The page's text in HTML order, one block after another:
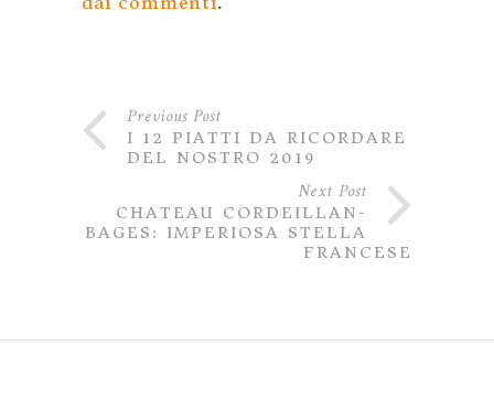
Previous Post
I 12 PIATTI DA RICORDARE
DEL NOSTRO 2019
Next Post
CHATEAU CORDEILLAN-
BAGES: IMPERIOSA STELLA
FRANCESE